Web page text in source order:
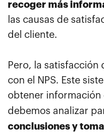
recoger más
las causas de
del cliente.
Pero, la satisfacción
con el NPS. Este
obtener
debemos analizar
conclusiones y